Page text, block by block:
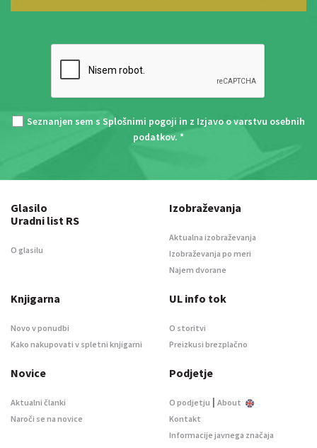
Seznanjen sem s Splošnimi pogoji in z Izjavo o varstvu osebnih
podatkov. *
Glasilo
Uradni list RS
O glasilu
Izobraževanja
Aktualna izobraževanja
Izobraževanja po meri
Najem dvorane
Knjigarna
Novo v ponudbi
Kako nakupovati v spletni knjigarni
UL info tok
O storitvi
Preizkusi brezplačno
Novice
Aktualni članki
Naroči se na novice
Podjetje
O podjetju | About
Kontakt
Informacije javnega značaja